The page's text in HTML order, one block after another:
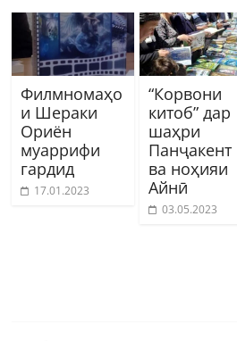
Филмномаҳо
и Шераки
Ориён
муаррифи
гардид
17.01.2023
“Корвони
китоб” дар
шаҳри
Панҷакент
ва ноҳияи
Айнӣ
03.05.2023